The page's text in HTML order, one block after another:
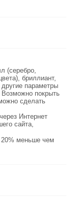
(серебро,
бриллиант,
параметры
покрыть
сделать
Интернет
сайта,
20% меньше чем
цена подвеса
металл (серебро,
бриллиант,
параметры
покрыть
изделия
РОДИЕМ
через Интернет
нашего сайта,
прочтите
20% меньше чем
вес золота)
нет в наличии